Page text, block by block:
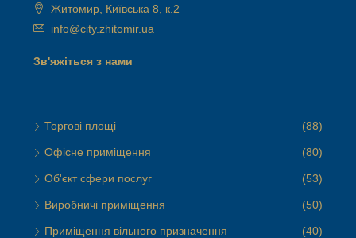
Житомир, Київська 8, к.2
info@city.zhitomir.ua
Зв'яжіться з нами
Торгові площі (88)
Офісне приміщення (80)
Об'єкт сфери послуг (53)
Виробничі приміщення (50)
Приміщення вільного призначення (40)